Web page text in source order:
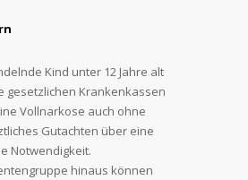
Kind unter 12 Jahre alt
gesetzlichen Krankenkassen
Vollnarkose auch ohne
Gutachten über eine
Notwendigkeit.
hinaus können